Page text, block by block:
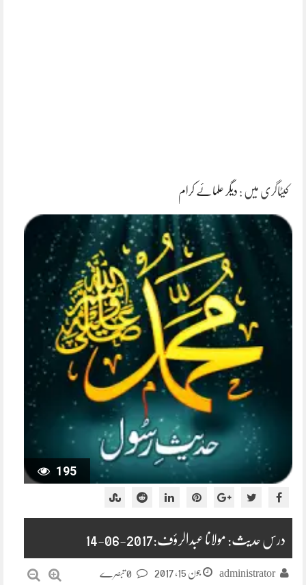
کیٹاگری میں : دیگر علمائے کرام
195
درس حدیث: مولانا عبدالرؤف:2017-06-14
administrator جون 15, 2017